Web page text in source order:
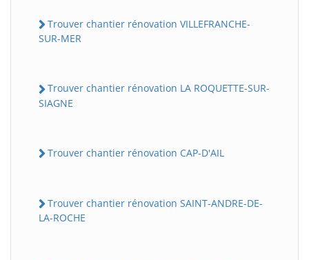
Trouver chantier rénovation VILLEFRANCHE-
SUR-MER
Trouver chantier rénovation LA ROQUETTE-SUR-
SIAGNE
Trouver chantier rénovation CAP-D'AIL
Trouver chantier rénovation SAINT-ANDRE-DE-
LA-ROCHE